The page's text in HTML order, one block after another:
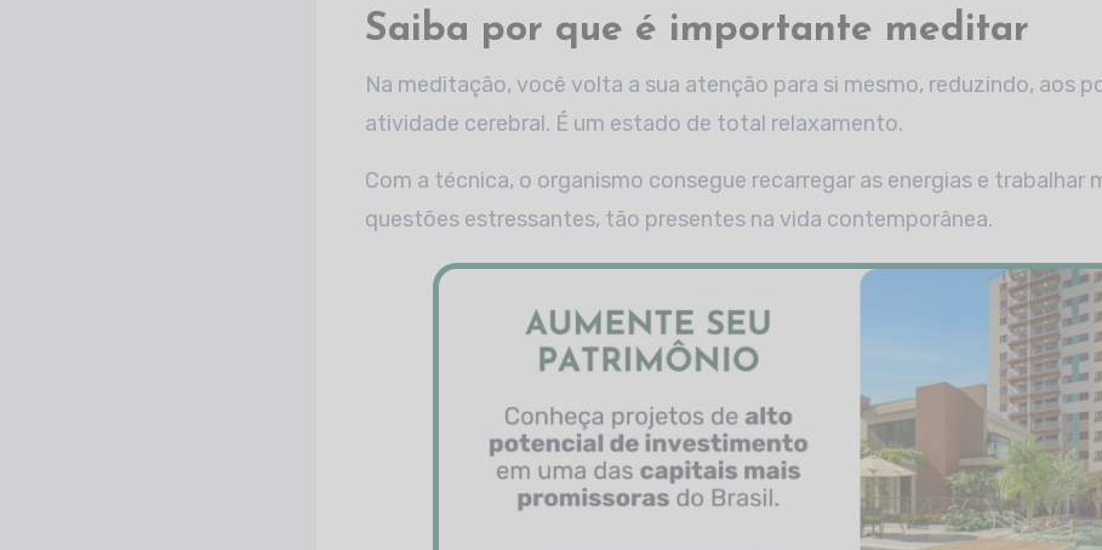
Saiba por que é importante meditar
Na meditação, você volta a sua atenção para si mesmo, reduzindo, aos
atividade cerebral. É um estado de total relaxamento.
Com a técnica, o organismo consegue recarregar as energias e trabalhar
questões estressantes, tão presentes na vida contemporânea.